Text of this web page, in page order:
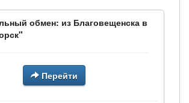
обмен: из Благовещенска в
Перейти